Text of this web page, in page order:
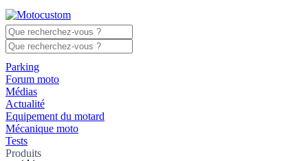
Parking
Forum moto
Médias
Actualité
Equipement du motard
Mécanique moto
Tests
Produits